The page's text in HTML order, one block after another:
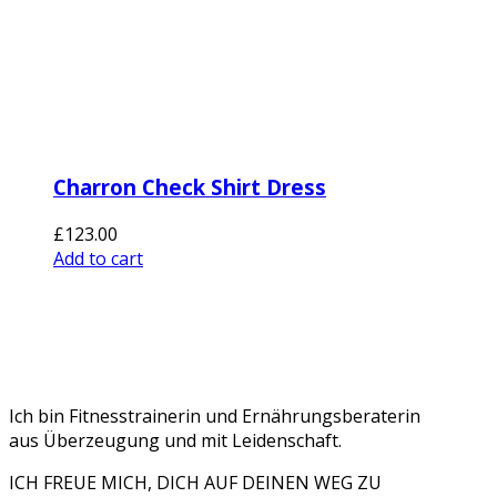
Charron Check Shirt Dress
£123.00
Add to cart
Ich bin Fitnesstrainerin und Ernährungsberaterin
aus Überzeugung und mit Leidenschaft.
ICH FREUE MICH, DICH AUF DEINEN WEG ZU